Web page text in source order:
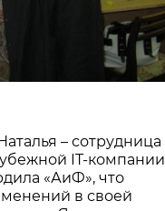
– сотрудница
IT-компании
«АиФ», что
в своей